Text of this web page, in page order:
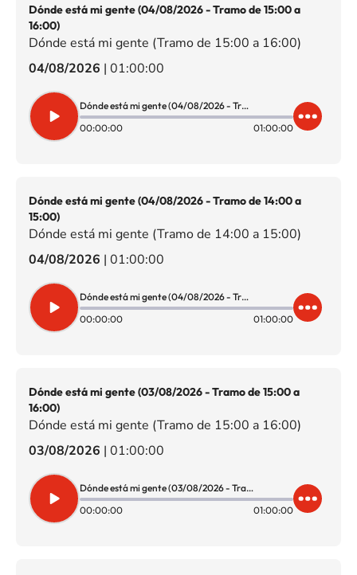
Dónde está mi gente (04/08/2026 - Tramo de 15:00 a
16:00)
Dónde está mi gente (Tramo de 15:00 a 16:00)
04/08/2026 | 01:00:00
Dónde está mi gente (04/08/2026 - Tramo de 15:00 a 16:00)
00:00:00
01:00:00
Dónde está mi gente (04/08/2026 - Tramo de 14:00 a
15:00)
Dónde está mi gente (Tramo de 14:00 a 15:00)
04/08/2026 | 01:00:00
Dónde está mi gente (04/08/2026 - Tramo de 14:00 a 15:00)
00:00:00
01:00:00
Dónde está mi gente (03/08/2026 - Tramo de 15:00 a
16:00)
Dónde está mi gente (Tramo de 15:00 a 16:00)
03/08/2026 | 01:00:00
Dónde está mi gente (03/08/2026 - Tramo de 15:00 a 16:00)
00:00:00
01:00:00